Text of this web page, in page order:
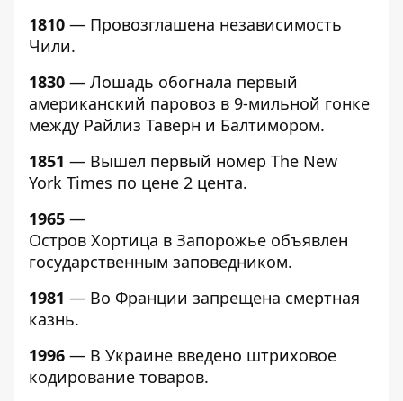
1810 — Провозглашена независимость
Чили.
1830 — Лошадь обогнала первый
американский паровоз в 9-мильной гонке
между Райлиз Таверн и Балтимором.
1851 — Вышел первый номер The New
York Times по цене 2 цента.
1965 —
Остров Хортица в Запорожье объявлен
государственным заповедником.
1981 — Во Франции запрещена смертная
казнь.
1996 — В Украине введено штриховое
кодирование товаров.